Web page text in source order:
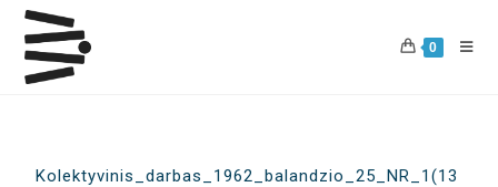
0
Kolektyvinis_darbas_1962_balandzio_25_NR_1(13